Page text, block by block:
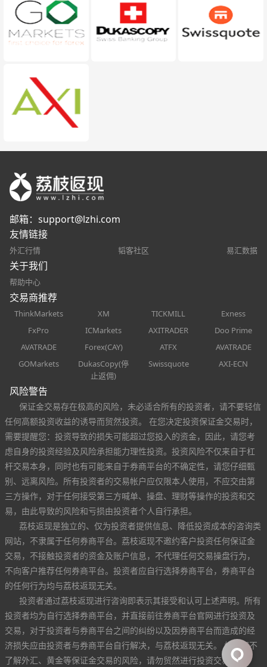
邮箱： support@lzhi.com
友情链接
外汇行情 韬客社区 易汇数据
关于我们
帮助中心
交易商推荐
ThinkMarkets XM TICKMILL
Exness
FxPro
ICMarkets AXITRADER
Doo Prime
AVATRADE
Forex(CAY) ATFX
AVATRADE
GOMarkets
DukasCopy(停
止返佣)
Swissquote AXI-ECN
风险警告
保证金交易存在极高的风险，未必适合所有的投资者，请不要轻信
任何高额投资收益的诱导而贸然投资。 在您决定投资保证金交易时，
需要提醒您：投资导致的损失可能超过您投入的资金，因此，请您考
虑自身的投资经验及风险承担能力理性投资。投资风险不仅来自于杠
杆交易本身，同时也有可能来自于券商平台的不确定性，请您仔细甄
别、远离风险。所有投资者的交易帐户应仅限本人使用，不应交由第
三方操作，对于任何接受第三方喊单、操盘、理财等操作的投资和交
易，由此导致的风险和亏损由投资者个人自行承担。
荔枝返现是独立的、仅为投资者提供信息、降低投资成本的咨询类
网站，不隶属于任何券商平台。荔枝返现不邀约客户投资任何保证金
交易，不接触投资者的资金及账户信息，不代理任何交易操盘行为，
不向客户推荐任何券商平台。投资者应自行选择券商平台，券商平台
的任何行为均与荔枝返现无关。
投资者通过荔枝返现进行咨询即表示其接受和认可上述声明。所有
投资者均为自行选择券商平台，并直接前往券商平台官网进行投资及
交易，对于投资者与券商平台之间的纠纷以及因券商平台而造成的经
济损失应由投资者与券商平台自行解决，与荔枝返现无关。 如果您不
了解外汇、黄金等保证金交易的风险，请勿贸然进行投资交易。